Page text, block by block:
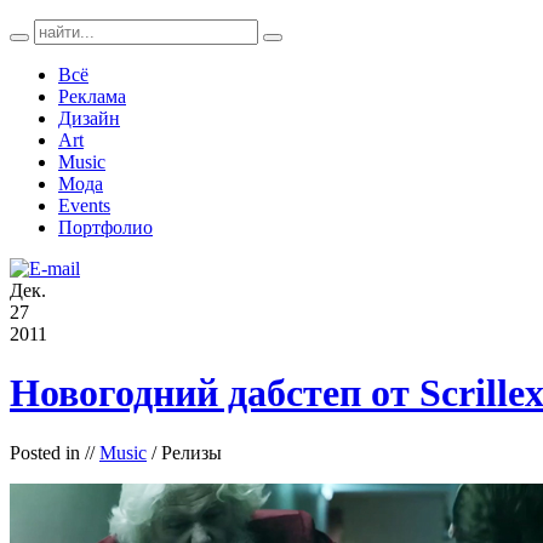
Всё
Реклама
Дизайн
Art
Music
Мода
Events
Портфолио
Дек.
27
2011
Новогодний дабстеп от
Posted in //Music / Релизы